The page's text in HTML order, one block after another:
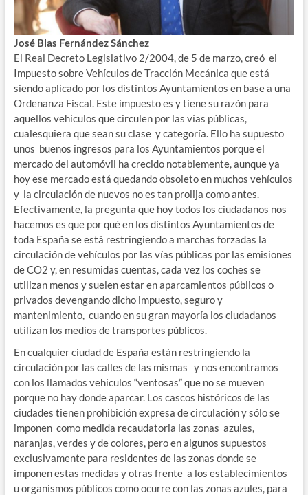
José Blas Fernández Sánchez
El Real Decreto Legislativo 2/2004, de 5 de marzo, creó el
Impuesto sobre Vehículos de Tracción Mecánica que está
siendo aplicado por los distintos Ayuntamientos en base a una
Ordenanza Fiscal. Este impuesto es y tiene su razón para
aquellos vehículos que circulen por las vías públicas,
cualesquiera que sean su clase y categoría. Ello ha supuesto
unos buenos ingresos para los Ayuntamientos porque el
mercado del automóvil ha crecido notablemente, aunque ya
hoy ese mercado está quedando obsoleto en muchos vehículos
y la circulación de nuevos no es tan prolija como antes.
Efectivamente, la pregunta que hoy todos los ciudadanos nos
hacemos es que por qué en los distintos Ayuntamientos de
toda España se está restringiendo a marchas forzadas la
circulación de vehículos por las vías públicas por las emisiones
de CO2 y, en resumidas cuentas, cada vez los coches se
utilizan menos y suelen estar en aparcamientos públicos o
privados devengando dicho impuesto, seguro y
mantenimiento, cuando en su gran mayoría los ciudadanos
utilizan los medios de transportes públicos.
En cualquier ciudad de España están restringiendo la
circulación por las calles de las mismas y nos encontramos
con los llamados vehículos “ventosas” que no se mueven
porque no hay donde aparcar. Los cascos históricos de las
ciudades tienen prohibición expresa de circulación y sólo se
imponen como medida recaudatoria las zonas azules,
naranjas, verdes y de colores, pero en algunos supuestos
exclusivamente para residentes de las zonas donde se
imponen estas medidas y otras frente a los establecimientos
u organismos públicos como ocurre con las zonas azules, para